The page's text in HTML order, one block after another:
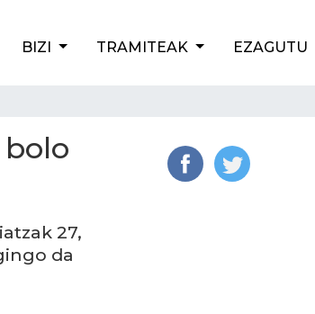
BIZI TRAMITEAK EZAGUTU
bolo
27,
da